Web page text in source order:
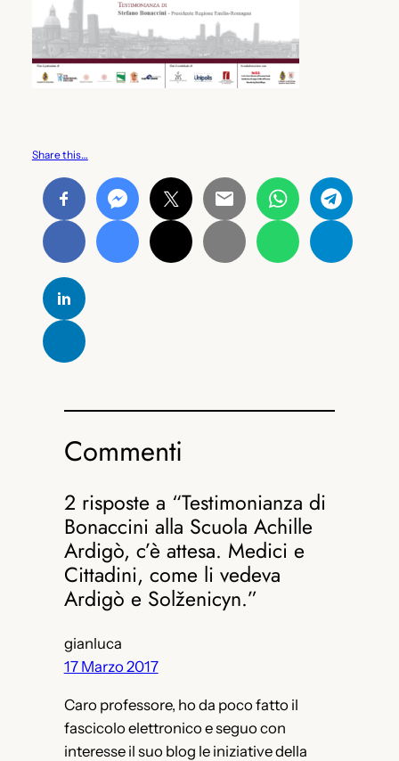
Share this…
Commenti
2 risposte a “Testimonianza di
Bonaccini alla Scuola Achille
Ardigò, c’è attesa. Medici e
Cittadini, come li vedeva
Ardigò e Solženicyn.”
gianluca
17 Marzo 2017
Caro professore, ho da poco fatto il
fascicolo elettronico e seguo con
interesse il suo blog le iniziative della